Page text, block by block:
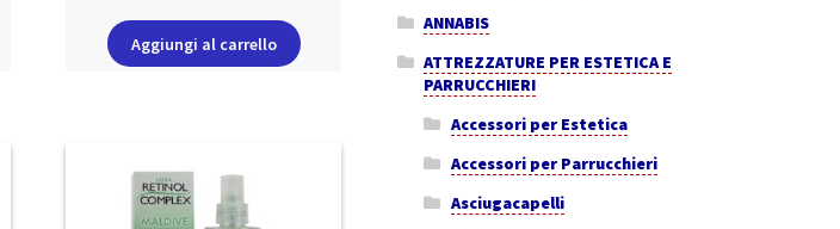
Aggiungi al carrello
ANNABIS
ATTREZZATURE PER ESTETICA E
PARRUCCHIERI
Accessori per Estetica
Accessori per Parrucchieri
Asciugacapelli